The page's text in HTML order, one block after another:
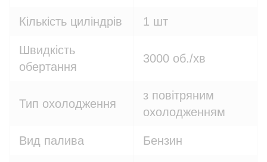
Кількість циліндрів 1 шт
Швидкість
обертання
3000 об./хв
Тип охолодження
з повітряним
охолодженням
Вид палива Бензин